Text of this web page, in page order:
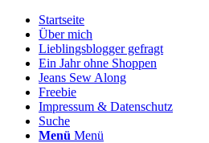
Startseite
Über mich
Lieblingsblogger gefragt
Ein Jahr ohne Shoppen
Jeans Sew Along
Freebie
Impressum & Datenschutz
Suche
Menü Menü